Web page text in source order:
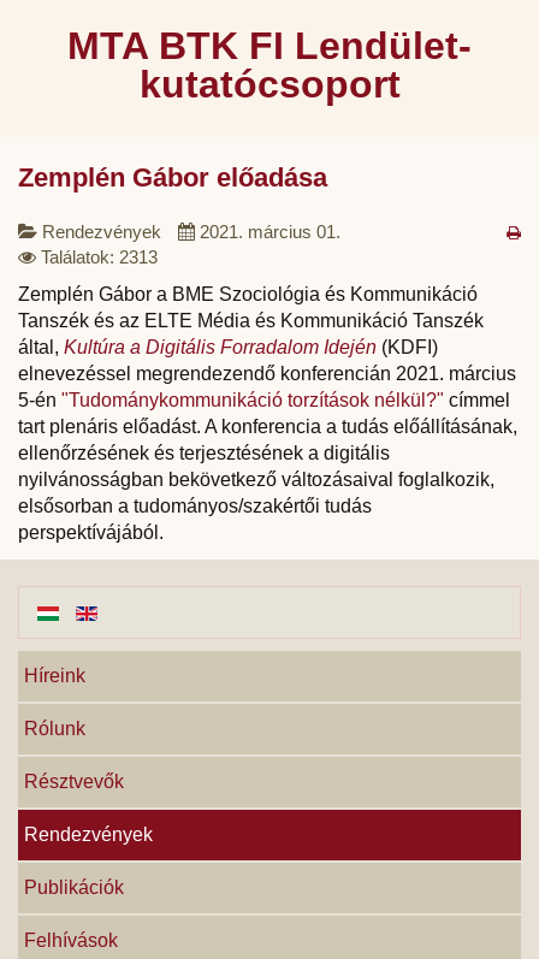
MTA BTK FI Lendület-
kutatócsoport
Zemplén Gábor előadása
Rendezvények
2021. március 01.
Találatok: 2313
Zemplén Gábor a BME Szociológia és Kommunikáció
Tanszék és az ELTE Média és Kommunikáció Tanszék
által, Kultúra a Digitális Forradalom Idején (KDFI)
elnevezéssel megrendezendő konferencián 2021. március
5-én "Tudománykommunikáció torzítások nélkül?" címmel
tart plenáris előadást. A konferencia a tudás előállításának,
ellenőrzésének és terjesztésének a digitális
nyilvánosságban bekövetkező változásaival foglalkozik,
elsősorban a tudományos/szakértői tudás
perspektívájából.
Híreink
Rólunk
Résztvevők
Rendezvények
Publikációk
Felhívások